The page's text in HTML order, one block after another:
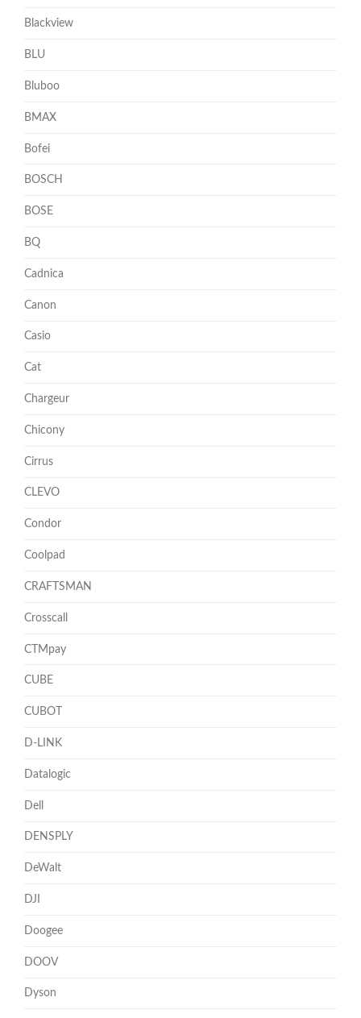
Blackview
BLU
Bluboo
BMAX
Bofei
BOSCH
BOSE
BQ
Cadnica
Canon
Casio
Cat
Chargeur
Chicony
Cirrus
CLEVO
Condor
Coolpad
CRAFTSMAN
Crosscall
CTMpay
CUBE
CUBOT
D-LINK
Datalogic
Dell
DENSPLY
DeWalt
DJI
Doogee
DOOV
Dyson